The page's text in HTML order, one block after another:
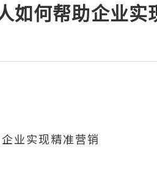
如何帮助企业实
业实现精准营销